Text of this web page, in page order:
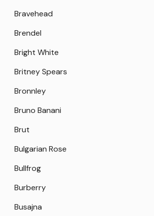
Bravehead
Brendel
Bright White
Britney Spears
Bronnley
Bruno Banani
Brut
Bulgarian Rose
Bullfrog
Burberry
Busajna